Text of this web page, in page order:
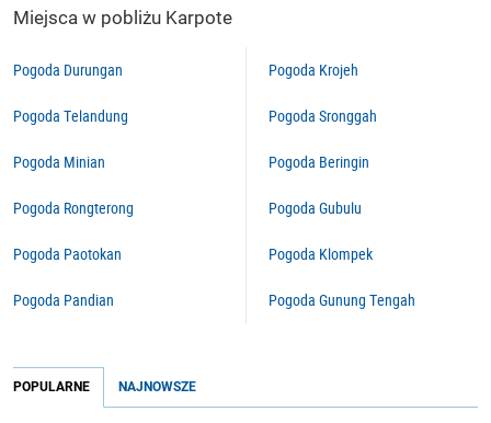
Miejsca w pobliżu Karpote
Pogoda Durungan
Pogoda Telandung
Pogoda Minian
Pogoda Rongterong
Pogoda Paotokan
Pogoda Pandian
Pogoda Krojeh
Pogoda Sronggah
Pogoda Beringin
Pogoda Gubulu
Pogoda Klompek
Pogoda Gunung Tengah
POPULARNE NAJNOWSZE